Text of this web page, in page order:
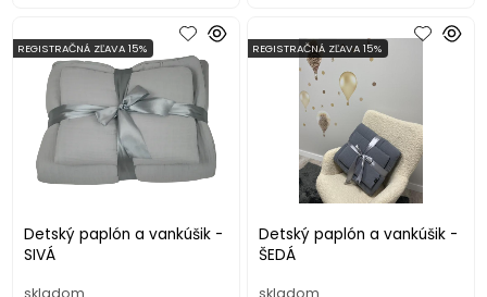
Detský paplón a vankúšik -
SIVÁ
REGISTRAČNÁ ZĽAVA 15%
skladom
Detský paplón a vankúšik -
ŠEDÁ
REGISTRAČNÁ ZĽAVA 15%
skladom